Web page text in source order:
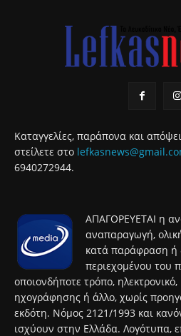
Καταγγελίες, παράπονα και
στείλετε στο
6940272944.
ΑΠΑΓΟΡΕΥΕΤΑΙ η
αναπαραγωγή,
κατά παράφραση ή
περιεχομένου του
οποιονδήποτε τρόπο,
ηχογράφησης ή άλλο, χωρίς
εκδότη. Νόμος 2121/1993 και
ισχύουν στην Ελλάδα. Λογότυπα,